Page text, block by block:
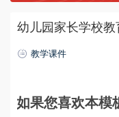
幼儿园家长学校
教学课件
如果您喜欢本模